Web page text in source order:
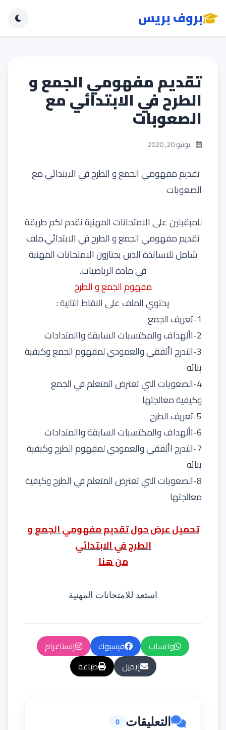
بروف بريس
تقديم مفهومي الجمع و
الطرح في الابتدائي مع
الصعوبات
يونيو 20, 2020
تقديم مفهومي الجمع و الطرح في الابتدائي مع
الصعوبات
للمبقبلين على الامتحانات المهنية نقدم لكم طريقة
تقديم مفهومي الجمع و الطرح في الابتدائي.ملف
شامل للاساتذة الذين يجتازون الامتحانات المهنية
في مادة الرياضيات.
مفهوم الجمع و الطرح
يحتوي الملف على النقاط التالية :
1-تعريف الجمع
2-األهداف والمكتسبات السابقة واالمتدادات
3-التدرج األفقي والعمودي لمفهوم الجمع وكيفية
بنائه
4-الصعوبات التي تعترض المتعلم في الجمع
وكيفية معالجتها
5-تعريف الطرح
6-األهداف والمكتسبات السابقة واالمتدادات
7-التدرج األفقي والعمودي لمفهوم الطرح وكيفية
بنائه
8-الصعوبات التي تعترض المتعلم في الطرح وكيفية
معالجتها
تحميل عرض حول تقديم مفهومي الجمع و
الطرح في الابتدائي
من هنا
استعد للامتحانات المهنية
واتساب فيسبوك
إنستاغرام
إيميل
طباعة
التعليقات 0